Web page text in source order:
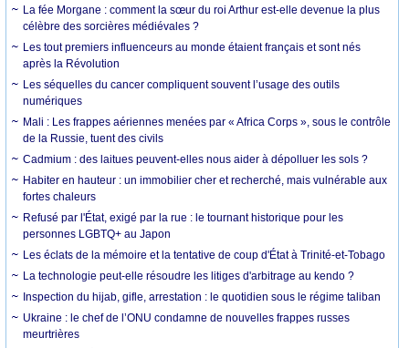
La fée Morgane : comment la sœur du roi Arthur est-elle devenue la plus
célèbre des sorcières médiévales ?
Les tout premiers influenceurs au monde étaient français et sont nés
après la Révolution
Les séquelles du cancer compliquent souvent l’usage des outils
numériques
Mali : Les frappes aériennes menées par « Africa Corps », sous le contrôle
de la Russie, tuent des civils
Cadmium : des laitues peuvent-elles nous aider à dépolluer les sols ?
Habiter en hauteur : un immobilier cher et recherché, mais vulnérable aux
fortes chaleurs
Refusé par l'État, exigé par la rue : le tournant historique pour les
personnes LGBTQ+ au Japon
Les éclats de la mémoire et la tentative de coup d'État à Trinité-et-Tobago
La technologie peut-elle résoudre les litiges d'arbitrage au kendo ?
Inspection du hijab, gifle, arrestation : le quotidien sous le régime taliban
Ukraine : le chef de l’ONU condamne de nouvelles frappes russes
meurtrières